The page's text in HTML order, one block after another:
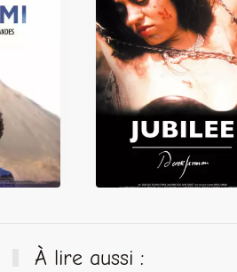
À lire aussi :